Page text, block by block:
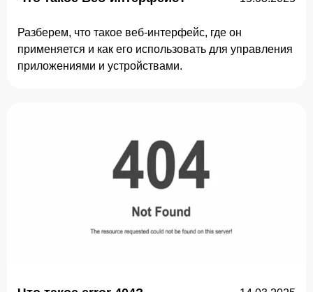
Разберем, что такое веб-интерфейс, где он
применяется и как его использовать для управления
приложениями и устройствами.